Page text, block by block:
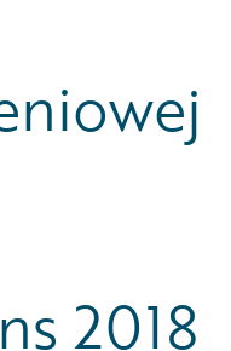
2018